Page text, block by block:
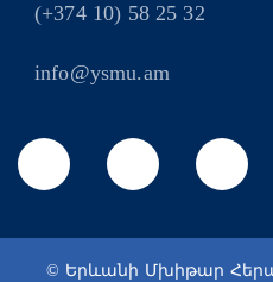
(+374 10) 58 25 32
info@ysmu.am
© Երևանի Մխիթար